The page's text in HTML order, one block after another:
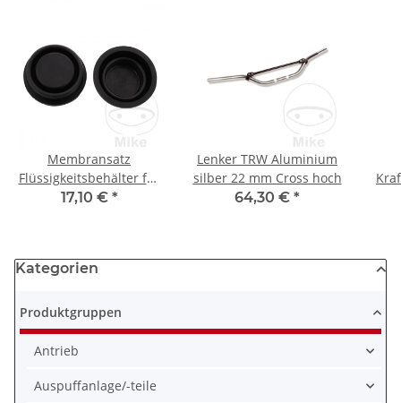
Membransatz
Flüssigkeitsbehälter für
Yamaha 250 600 750 850
17,10 € *
Lenker TRW Aluminium
silber 22 mm Cross hoch
64,30 € *
Kategorien
Produktgruppen
Antrieb
Auspuffanlage/-teile